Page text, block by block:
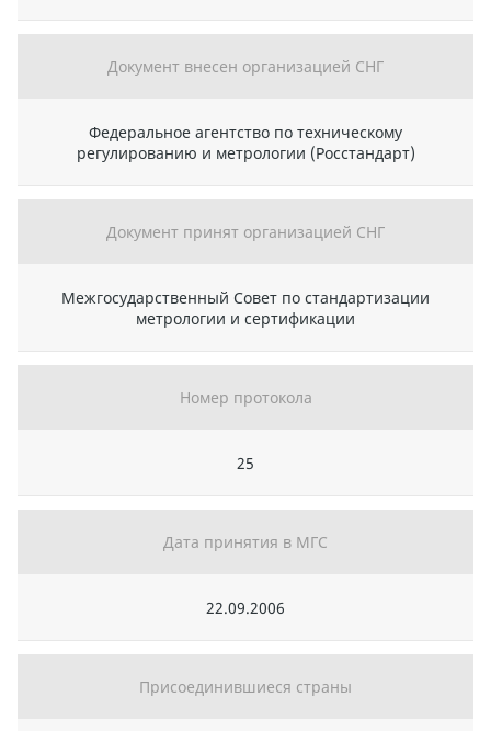
Документ внесен организацией СНГ
Федеральное агентство по техническому
регулированию и метрологии (Росстандарт)
Документ принят организацией СНГ
Межгосударственный Совет по стандартизации
метрологии и сертификации
Номер протокола
25
Дата принятия в МГС
22.09.2006
Присоединившиеся страны